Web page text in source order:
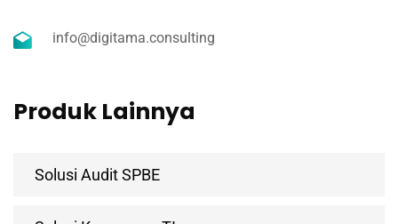
info@digitama.consulting
Produk Lainnya
Solusi Audit SPBE